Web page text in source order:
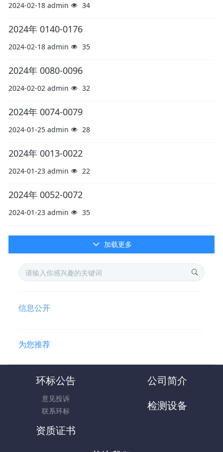
2024-02-18 admin 34
2024年 0140-0176
2024-02-18 admin 35
2024年 0080-0096
2024-02-02 admin 32
2024年 0074-0079
2024-01-25 admin 28
2024年 0013-0022
2024-01-23 admin 22
2024年 0052-0072
2024-01-23 admin 35
加载更多
信息公开
为您推荐
环标公告
意见投诉
联系环标
公司简介
检测设备
资质证书